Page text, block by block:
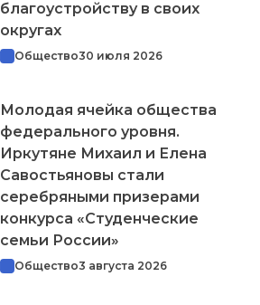
благоустройству в своих
округах
Общество30 июля 2026
Молодая ячейка общества
федерального уровня.
Иркутяне Михаил и Елена
Савостьяновы стали
серебряными призерами
конкурса «Студенческие
семьи России»
Общество3 августа 2026